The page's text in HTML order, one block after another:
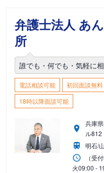
弁護士法人 あ
所
誰でも・何でも・気軽に
電話相談可能 初回面談無料
18時以降面談可能
兵庫
ル812
明石/
（受
火09:00 -